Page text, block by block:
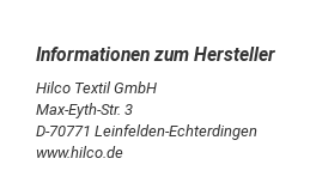
Hilco Textil GmbH
Max-Eyth-Str. 3
D-70771 Leinfelden-Echterdingen
www.hilco.de